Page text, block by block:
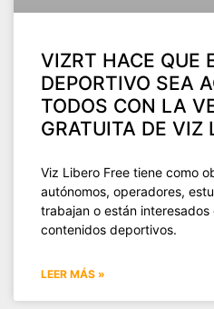
VIZRT HACE QUE
DEPORTIVO SEA
TODOS CON LA
GRATUITA DE VIZ
Viz Libero Free tiene como
autónomos, operadores,
trabajan o están
contenidos deportivos.
LEER MÁS »